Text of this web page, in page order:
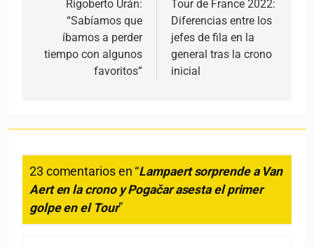
Rigoberto Urán:
“Sabíamos que
íbamos a perder
tiempo con algunos
favoritos”
Tour de France 2022:
Diferencias entre los
jefes de fila en la
general tras la crono
inicial
23 comentarios en “Lampaert sorprende a Van
Aert en la crono y Pogačar asesta el primer
golpe en el Tour”